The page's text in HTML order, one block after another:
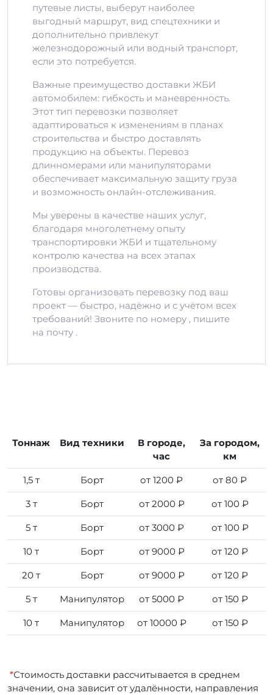
путевые листы, выберут наиболее
выгодный маршрут, вид спецтехники и
дополнительно привлекут
железнодорожный или водный транспорт,
если это потребуется.
Важные преимущество доставки ЖБИ
автомобилем: гибкость и маневренность.
Этот тип перевозки позволяет
адаптироваться к изменениям в планах
строительства и быстро доставлять
продукцию на объекты. Перевоз
длинномерами или манипуляторами
обеспечивает максимальную защиту груза
и возможность онлайн-отслеживания.
Мы уверены в качестве наших услуг,
благодаря многолетнему опыту
транспортировки ЖБИ и тщательному
контролю качества на всех этапах
производства.
Готовы организовать перевозку под ваш
проект — быстро, надёжно и с учётом всех
требований! Звоните по номеру , пишите
на почту .
Тоннаж Вид техники
В городе,
час
За городом,
км
1,5 т Борт от 1200 ₽ от 80 ₽
3 т Борт от 2000 ₽ от 100 ₽
5 т Борт от 3000 ₽ от 100 ₽
10 т Борт от 9000 ₽ от 120 ₽
20 т Борт от 9000 ₽ от 120 ₽
5 т Манипулятор от 5000 ₽ от 150 ₽
10 т Манипулятор от 10000 ₽ от 150 ₽
*Стоимость доставки рассчитывается в среднем
значении, она зависит от удалённости, направления